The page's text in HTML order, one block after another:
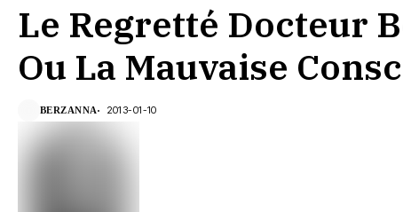
Le Regretté Docteur
Ou La Mauvaise
BERZANNA 2013-01-10